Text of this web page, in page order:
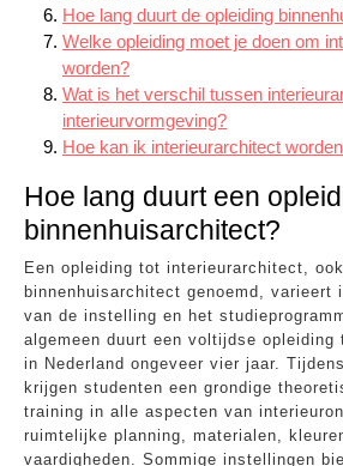
Hoe lang duurt de opleiding
Welke opleiding moet je doen om
worden?
Wat is het verschil tussen
interieurvormgeving?
Hoe kan ik interieurarchitect
Hoe lang duurt een
binnenhuisarchitect?
Een opleiding tot interieurarchitect, ook
binnenhuisarchitect genoemd, varieert
van de instelling en het
algemeen duurt een voltijdse
in Nederland ongeveer vier jaar.
krijgen studenten een grondige
training in alle aspecten van
ruimtelijke planning, materialen,
vaardigheden. Sommige instellingen